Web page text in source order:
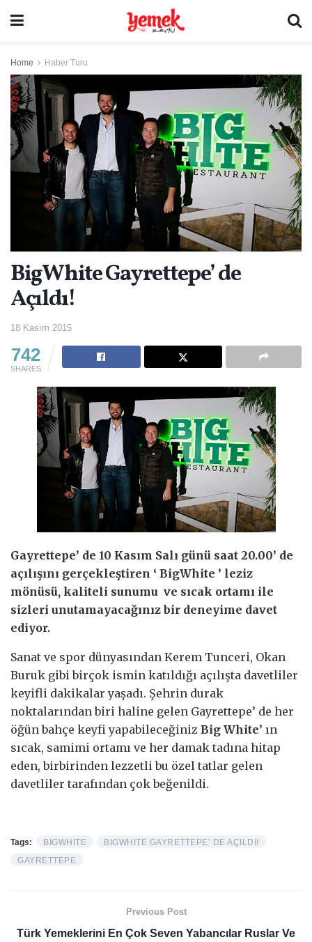
Home Haber Turu
BigWhite Gayrettepe’ de
Açıldı!
18 Kasım 2015
742
SHARES
Gayrettepe’ de 10 Kasım Salı günü saat 20.00’ de
açılışını gerçekleştiren ‘ BigWhite ’ leziz
mönüsü, kaliteli sunumu ve sıcak ortamı ile
sizleri unutamayacağınız bir deneyime davet
ediyor.
Sanat ve spor dünyasından Kerem Tunceri, Okan
Buruk gibi birçok ismin katıldığı açılışta davetliler
keyifli dakikalar yaşadı. Şehrin durak
noktalarından biri haline gelen Gayrettepe’ de her
öğün bahçe keyfi yapabileceğiniz Big White’ ın
sıcak, samimi ortamı ve her damak tadına hitap
eden, birbirinden lezzetli bu özel tatlar gelen
davetliler tarafından çok beğenildi.
Tags: BIGWHITE
BIGWHITE GAYRETTEPE’ DE AÇILDI!
GAYRETTEPE
Previous Post
Türk Yemeklerini En Çok Seven Yabancılar Ruslar Ve